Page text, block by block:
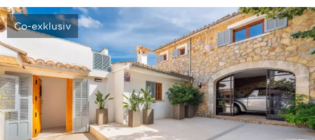
Co-exklusiv